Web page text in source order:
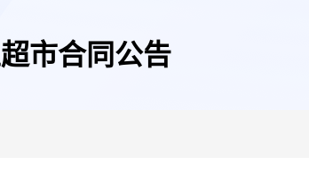
市合同公告